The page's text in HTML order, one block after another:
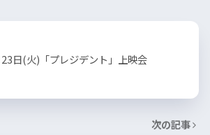
日(火)「プレジデント」上映会
次の記事